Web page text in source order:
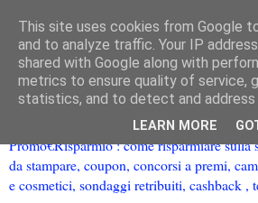
Promo€Risparmio : come risparmiare sulla
da stampare, coupon, concorsi a premi,
e cosmetici, sondaggi retribuiti, cashback ,
This site uses cookies from Google
and to analyze traffic. Your IP
shared with Google along with
metrics to ensure quality of service,
statistics, and to detect and address
LEARN MORE